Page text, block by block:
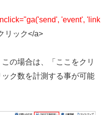
'event', 'link
リック</a>
の場合は、「ここをクリ
ク数を計測する事が可能